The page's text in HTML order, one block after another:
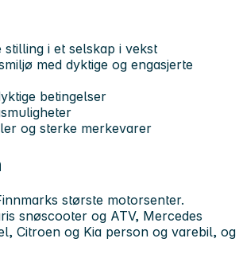
stilling i et selskap i vekst
med dyktige og engasjerte
betingelser
og sterke merkevarer
største motorsenter.
snøscooter og ATV, Mercedes
Citroen og Kia person og varebil, og